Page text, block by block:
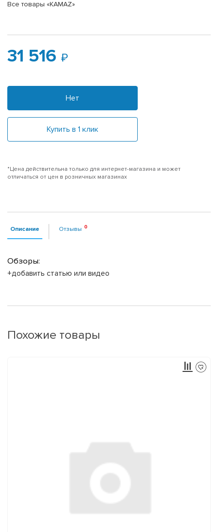
Все товары «KAMAZ»
31 516
Нет
Купить в 1 клик
*Цена действительна только для интернет-магазина и может
отличаться от цен в розничных магазинах
Описание Отзывы
Обзоры:
+добавить статью или видео
Похожие товары